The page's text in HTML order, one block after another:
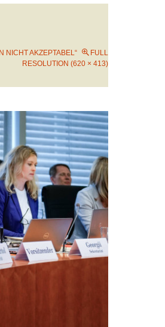
NICHT AKZEPTABEL“
FULL
RESOLUTION (620 × 413)